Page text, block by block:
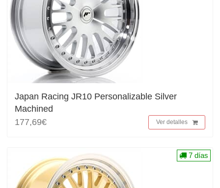
Japan Racing JR10 Personalizable Silver
Machined
177,69€
Ver detalles
7 días